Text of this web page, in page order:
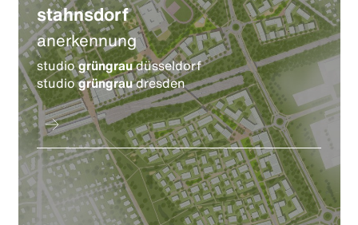
stahnsdorf
anerkennung
studiogrüngraudüsseldorf
studiogrüngraudresden